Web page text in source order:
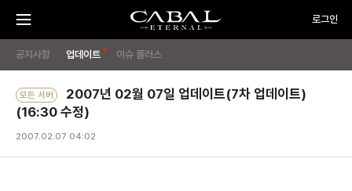
CABAL
TRANSCENDENCE
메
뉴
메
기
로그인
PC
OFF
임
시
작
공지사항 업데이트 이슈 플러스
모든 서버
2007년 02월 07일 업데이트(7차 업데이트)
(16:30 수정)
2007.02.07 04:02